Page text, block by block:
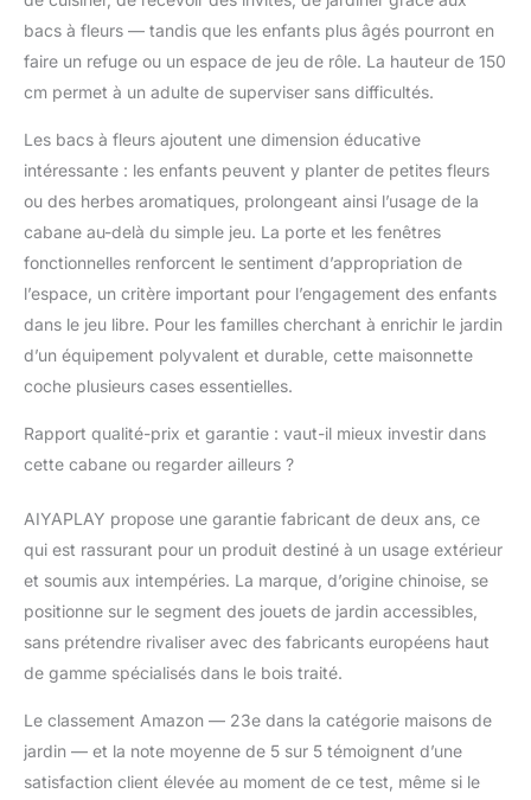
coopération et la
confiance des enfants.
Offrir un espace qui
leur appartient favorise
social et leur sentiment
de responsabilité à
travers des jeux
créatifs et autonomes.
bacs à fleurs — tandis que les enfants plus âgés pourront en
faire un refuge ou un espace de jeu de rôle. La hauteur de 150
cm permet à un adulte de superviser sans difficultés.
Les bacs à fleurs ajoutent une dimension éducative
intéressante : les enfants peuvent y planter de petites fleurs
ou des herbes aromatiques, prolongeant ainsi l’usage de la
cabane au-delà du simple jeu. La porte et les fenêtres
fonctionnelles renforcent le sentiment d’appropriation de
l’espace, un critère important pour l’engagement des enfants
dans le jeu libre. Pour les familles cherchant à enrichir le jardin
d’un équipement polyvalent et durable, cette maisonnette
coche plusieurs cases essentielles.
Rapport qualité-prix et garantie : vaut-il mieux investir dans
cette cabane ou regarder ailleurs ?
AIYAPLAY propose une garantie fabricant de deux ans, ce
qui est rassurant pour un produit destiné à un usage extérieur
et soumis aux intempéries. La marque, d’origine chinoise, se
positionne sur le segment des jouets de jardin accessibles,
sans prétendre rivaliser avec des fabricants européens haut
de gamme spécialisés dans le bois traité.
Le classement Amazon — 23e dans la catégorie maisons de
jardin — et la note moyenne de 5 sur 5 témoignent d’une
satisfaction client élevée au moment de ce test, même si le